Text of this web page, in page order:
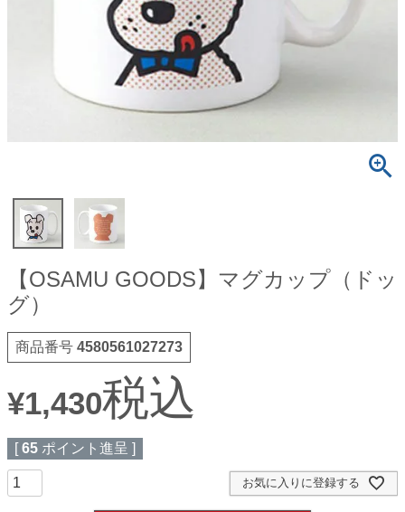
【OSAMU GOODS】マグカップ（ドッ
グ）
商品番号 4580561027273
¥1,430税込
[ 65 ポイント進呈 ]
お気に入りに登録する